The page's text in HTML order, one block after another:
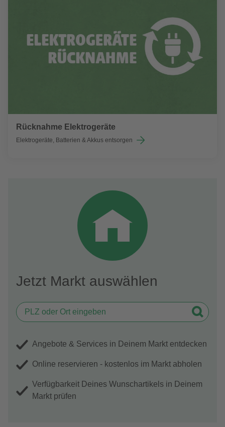
Rücknahme Elektrogeräte
Elektrogeräte, Batterien & Akkus entsorgen
Jetzt Markt auswählen
Angebote & Services in Deinem Markt entdecken
Online reservieren - kostenlos im Markt abholen
Verfügbarkeit Deines Wunschartikels in Deinem
Markt prüfen